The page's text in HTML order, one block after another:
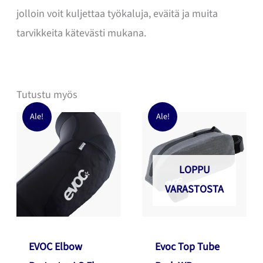
jolloin voit kuljettaa työkaluja, eväitä ja muita
tarvikkeita kätevästi mukana.
Tutustu myös
Ale!
EVOC Elbow
Ale!
LOPPU
VARASTOSTA
Evoc Top Tube